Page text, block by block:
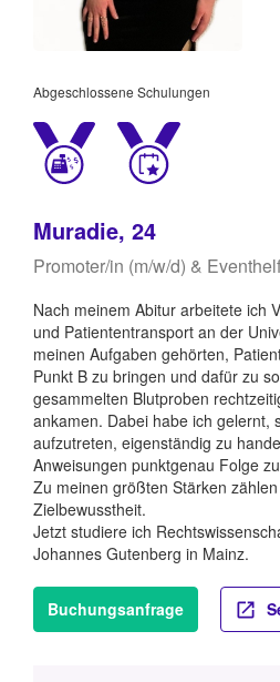
Abgeschlossene Schulungen
Muradie, 24
Promoter/in (m/w/d) &
Nach meinem Abitur arbeitete ich
und Patiententransport an der
meinen Aufgaben gehörten,
Punkt B zu bringen und dafür zu
gesammelten Blutproben
ankamen. Dabei habe ich gelernt,
aufzutreten, eigenständig zu
Anweisungen punktgenau Folge
Zu meinen größten Stärken
Zielbewusstheit.
Jetzt studiere ich
Johannes Gutenberg in Mainz.
Buchungsanfrage